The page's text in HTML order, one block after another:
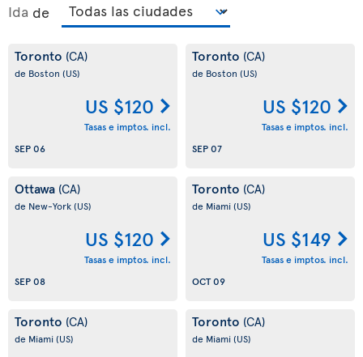
Ida de
Toronto (CA)
de Boston (US)
US $120
Tasas e imptos. incl.
SEP 06
Toronto (CA)
de Boston (US)
US $120
Tasas e imptos. incl.
SEP 07
Ottawa (CA)
de New-York(US)
US $120
Tasas e imptos. incl.
SEP 08
Toronto (CA)
de Miami(US)
US $149
Tasas e imptos. incl.
OCT 09
Toronto (CA)
de Miami(US)
Toronto (CA)
de Miami(US)